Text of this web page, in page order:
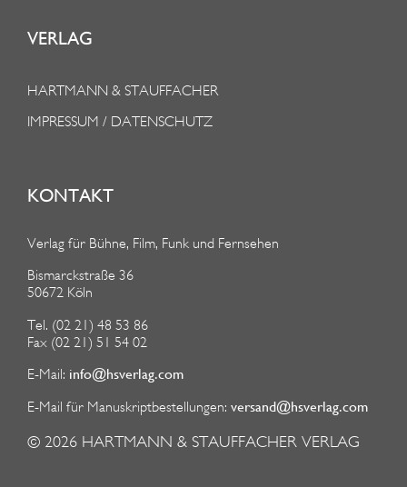
VERLAG
HARTMANN & STAUFFACHER
IMPRESSUM / DATENSCHUTZ
KONTAKT
Verlag für Bühne, Film, Funk und Fernsehen
Bismarckstraße 36
50672 Köln
Tel. (02 21) 48 53 86
Fax (02 21) 51 54 02
E-Mail: info@hsverlag.com
E-Mail für Manuskriptbestellungen: versand@hsverlag.com
© 2026 HARTMANN & STAUFFACHER VERLAG